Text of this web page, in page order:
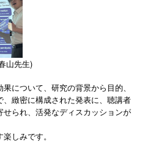
山先生)
について、研究の背景から目的、
緻密に構成された発表に、聴講者
られ、活発なディスカッションが
しみです。